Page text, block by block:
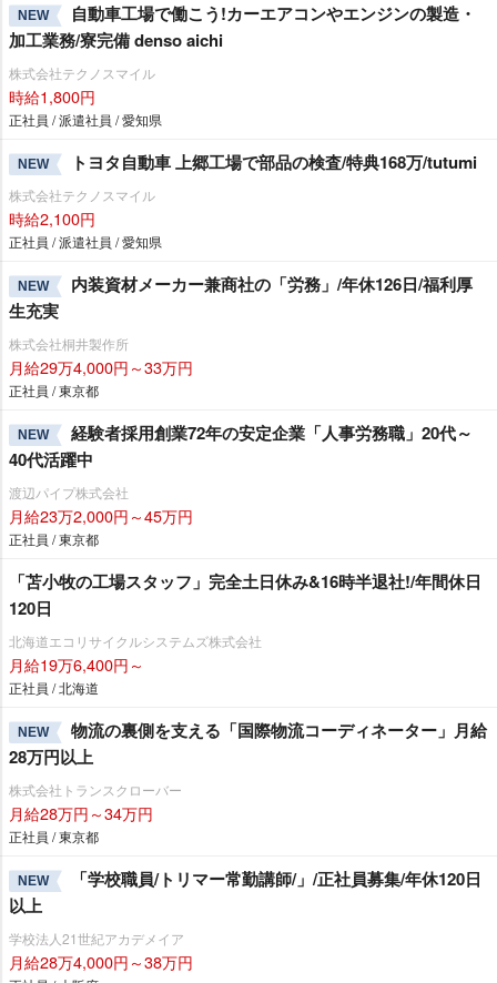
NEW
自動車工場で働こう!カーエアコンやエンジンの製造・
加工業務/寮完備 denso aichi
株式会社テクノスマイル
時給1,800円
正社員 / 派遣社員 / 愛知県
NEW トヨタ自動車 上郷工場で部品の検査/特典168万/tutumi
株式会社テクノスマイル
時給2,100円
正社員 / 派遣社員 / 愛知県
NEW
内装資材メーカー兼商社の「労務」/年休126日/福利厚
生充実
株式会社桐井製作所
月給29万4,000円～33万円
正社員 / 東京都
NEW
経験者採用創業72年の安定企業「人事労務職」20代～
40代活躍中
渡辺パイプ株式会社
月給23万2,000円～45万円
正社員 / 東京都
「苫小牧の工場スタッフ」完全土日休み&16時半退社!/年間休日
120日
北海道エコリサイクルシステムズ株式会社
月給19万6,400円～
正社員 / 北海道
NEW
物流の裏側を支える「国際物流コーディネーター」月給
28万円以上
株式会社トランスクローバー
月給28万円～34万円
正社員 / 東京都
NEW
「学校職員/トリマー常勤講師/」/正社員募集/年休120日
以上
学校法人21世紀アカデメイア
月給28万4,000円～38万円